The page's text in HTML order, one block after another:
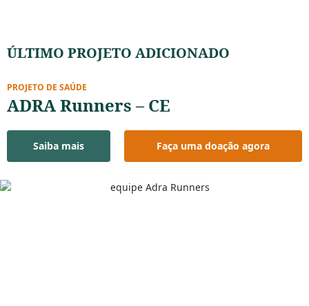
ÚLTIMO PROJETO ADICIONADO
PROJETO DE SAÚDE
ADRA Runners – CE
Saiba mais Faça uma doação agora